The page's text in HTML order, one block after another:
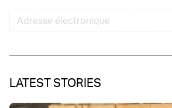
LATEST STORIES